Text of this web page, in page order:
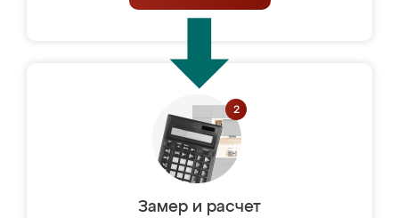
Замер и расчет